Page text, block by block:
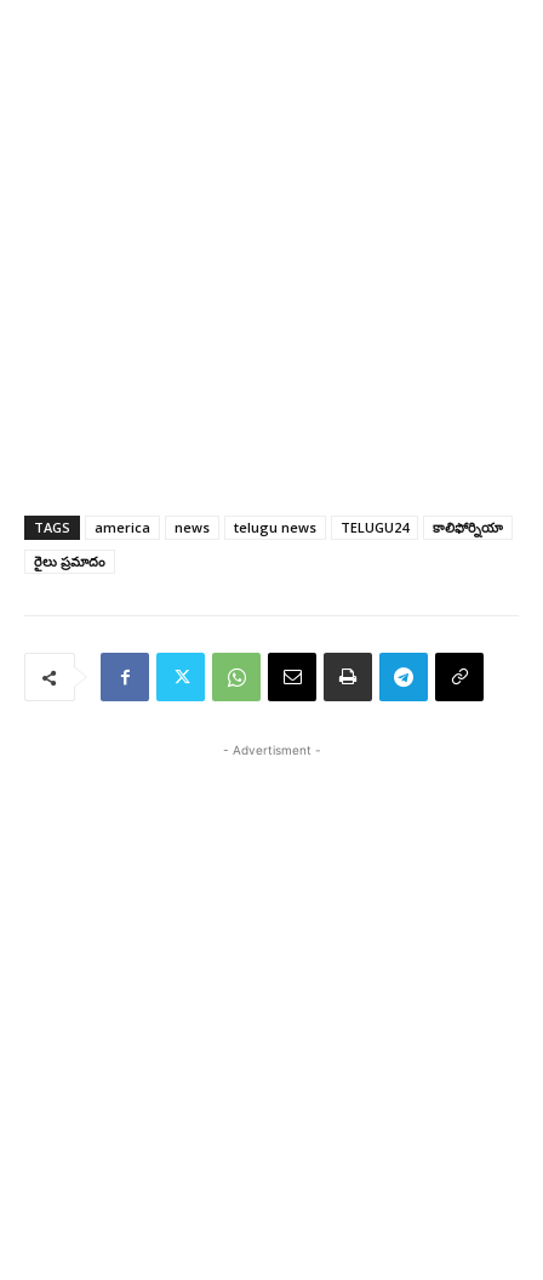
TAGS america news telugu news TELUGU24
కాలిఫోర్నియా
రైలు ప్రమాదం
- Advertisment -